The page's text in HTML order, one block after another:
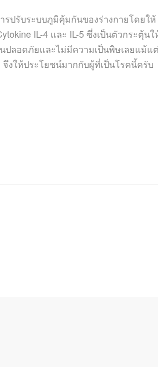
รปรับระบบภูมิคุ้มกันของร่างกายโดยให้
IL-4 และ IL-5 ซึ่งเป็นตัวกระตุ้นใ
ปลอดภัยและไม่มีความเป็นพิษเลยแม้แต่
จึงให้ประโยชน์มากกับผู้ที่เป็นโรคนี้ครับ